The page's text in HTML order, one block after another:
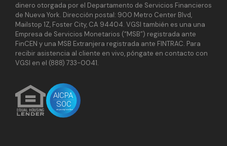
dinero otorgada por el Departamento de Servicios Financieros
de Nueva York. Dirección postal: 900 Metro Center Blvd,
Mailstop 1Z, Foster City, CA 94404. VGSI también es una una
Empresa de Servicios Monetarios (“MSB”) registrada ante
FinCEN y una MSB Extranjera registrada ante FINTRAC. Para
recibir asistencia al cliente en vivo, póngate en contacto con
VGSI en el (888) 733-0041.